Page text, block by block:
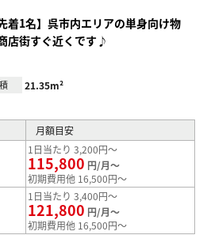
着1名】呉市内エリアの単身向け物
店街すぐ近くです♪
21.35m²
月額目安
1日当たり 3,200円～
115,800 円/月～
初期費用他 16,500円～
1日当たり 3,400円～
121,800 円/月～
初期費用他 16,500円～